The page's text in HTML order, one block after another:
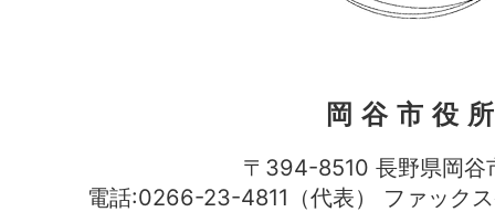
岡谷市役
〒394-8510 長野県岡谷
電話:0266-23-4811（代表） ファッ